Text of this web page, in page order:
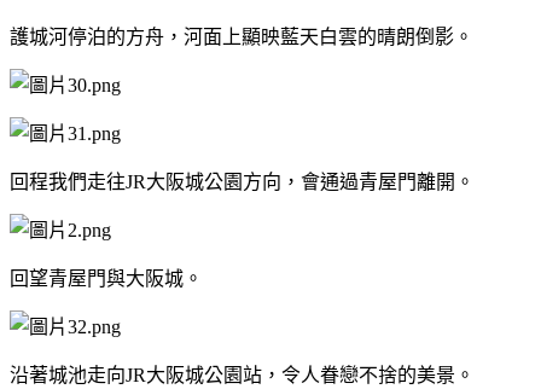
護城河停泊的方舟，河面上顯映藍天白雲的晴朗倒影。
回程我們走往JR大阪城公園方向，會通過青屋門離開。
回望青屋門與大阪城。
沿著城池走向JR大阪城公園站，令人眷戀不捨的美景。